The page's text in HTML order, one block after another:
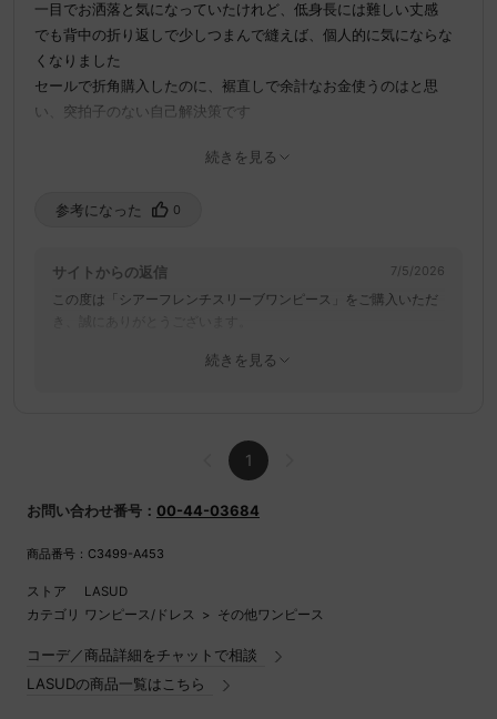
※洗濯ネット使用
※蛍光剤増白剤禁止
※アイロンはあて布使用
一目でお洒落と気になっていたけれど、低身長には難しい丈感
でも背中の折り返しで少しつまんで縫えば、個人的に気にならな
くなりました
セールで折角購入したのに、裾直しで余計なお金使うのはと思
い、突拍子のない自己解決策です
身長：150-155cm体重：45-50kg
続きを見る
参考になった️ 0
サイトからの返信 7/5/2026
この度は「シアーフレンチスリーブワンピース」をご購入いただ
とのこと、大変嬉しく存じます。
いただいたご意見は商品開発の参考にさせていただきます。
お客様に喜んでいただける商品・サービスをお届けできるよう努
今後とも弊社の店舗、オンラインストアを何卒よろしくお願いい
たします。
続きを見る
1
お問い合わせ番号： 00-44-03684
商品番号：C3499-A453
ストア
LASUD
カテゴリ ワンピース/ドレス > その他ワンピース
コーデ／商品詳細をチャットで相談
LASUDの商品一覧はこちら